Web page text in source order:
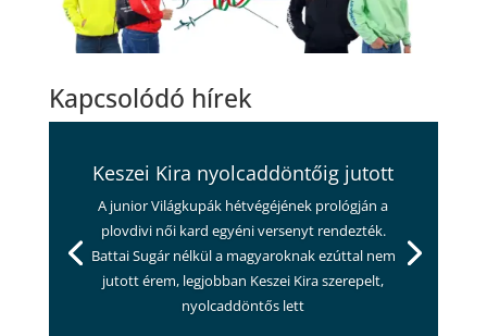
Kapcsolódó hírek
Keszei Kira nyolcaddöntőig jutott
A junior Világkupák hétvégéjének prológján a
plovdivi női kard egyéni versenyt rendezték.
Battai Sugár nélkül a magyaroknak ezúttal nem
jutott érem, legjobban Keszei Kira szerepelt,
nyolcaddöntős lett